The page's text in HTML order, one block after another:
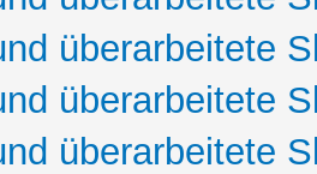
überarbeitete
überarbeitete
überarbeitete